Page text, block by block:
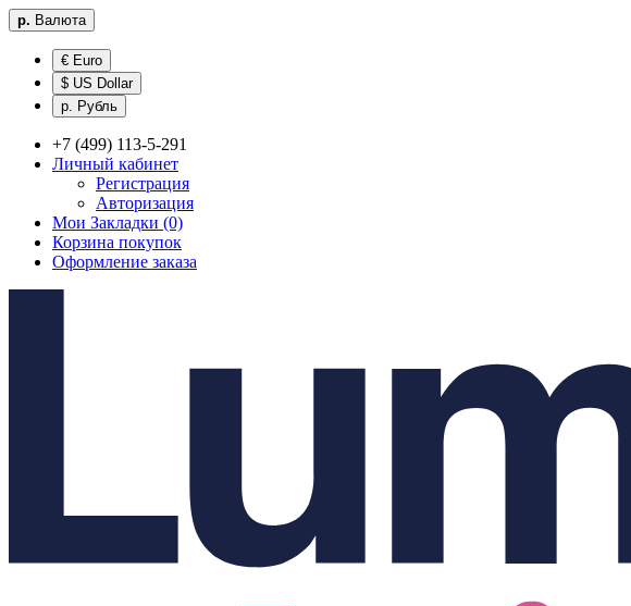
р. Валюта
€ Euro
$ US Dollar
р. Рубль
+7 (499) 113-5-291
Личный кабинет
Регистрация
Авторизация
Мои Закладки (0)
Корзина покупок
Оформление заказа